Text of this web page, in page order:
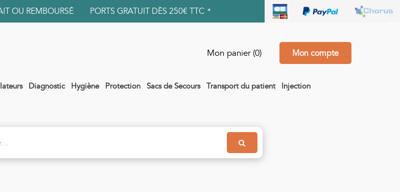
OU REMBOURSÉ PORTS GRATUIT DÈS 250€ TTC *
Mon panier (0) Mon compte
Diagnostic Hygiène Protection Sacs de Secours Transport du patient Injection